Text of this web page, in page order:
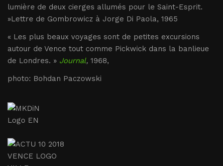
lumière de deux cierges allumés pour le Saint-Esprit.
»Lettre de Gombrowicz à Jorge Di Paola, 1965
« Les plus beaux voyages sont de petites excursions
autour de Vence tout comme Pickwick dans la banlieue
de Londres. » Journal, 1968,
photo: Bohdan Paczowski